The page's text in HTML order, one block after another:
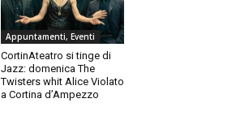
Appuntamenti, Eventi
CortinAteatro si tinge di
Jazz: domenica The
Twisters whit Alice Violato
a Cortina d’Ampezzo